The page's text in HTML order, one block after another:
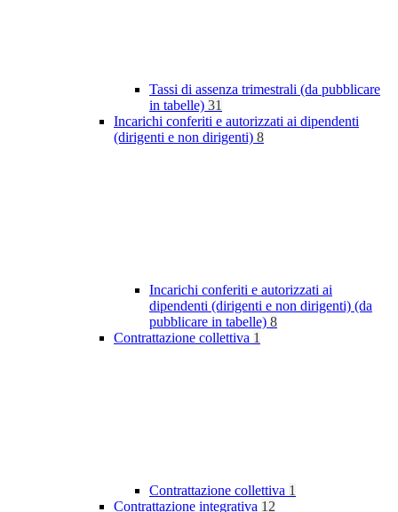
Tassi di assenza trimestrali (da pubblicare
in tabelle) 31
Incarichi conferiti e autorizzati ai dipendenti
(dirigenti e non dirigenti) 8
Incarichi conferiti e autorizzati ai
dipendenti (dirigenti e non dirigenti) (da
pubblicare in tabelle) 8
Contrattazione collettiva 1
Contrattazione collettiva 1
Contrattazione integrativa 12